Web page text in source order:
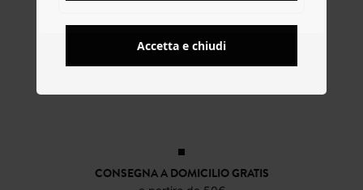
CONSEGNA A DOMICILIO GRATIS
Accetta e chiudi